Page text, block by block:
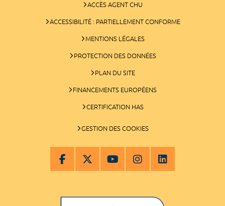
ACCÈS AGENT CHU
ACCESSIBILITÉ : PARTIELLEMENT CONFORME
MENTIONS LÉGALES
PROTECTION DES DONNÉES
PLAN DU SITE
FINANCEMENTS EUROPÉENS
CERTIFICATION HAS
GESTION DES COOKIES